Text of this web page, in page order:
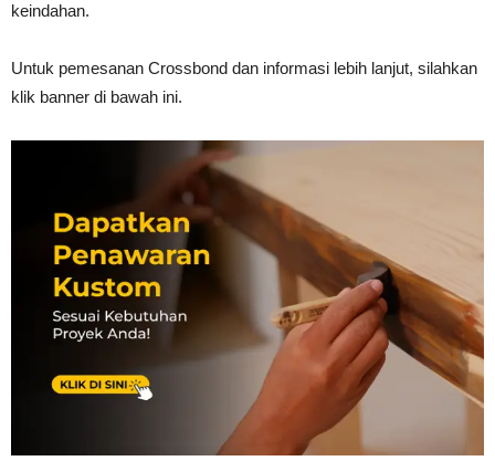
keindahan.
Untuk pemesanan Crossbond dan informasi lebih lanjut, silahkan
klik banner di bawah ini.